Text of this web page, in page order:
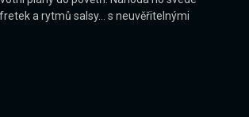
a rytmů salsy... s neuvěřitelnými